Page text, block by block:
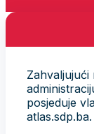
Zahvaljujući
posjeduje
atlas.sdp.ba.